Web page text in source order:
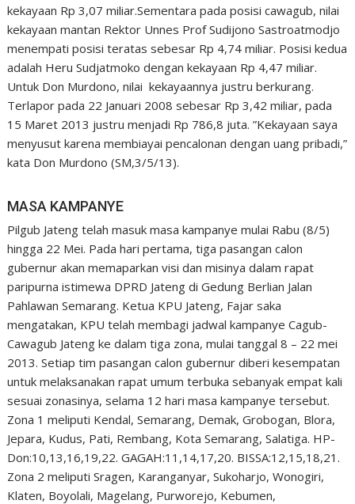
kekayaan Rp 3,07 miliar.Sementara pada posisi cawagub, nilai
kekayaan mantan Rektor Unnes Prof Sudijono Sastroatmodjo
menempati posisi teratas sebesar Rp 4,74 miliar. Posisi kedua
adalah Heru Sudjatmoko dengan kekayaan Rp 4,47 miliar.
Untuk Don Murdono, nilai kekayaannya justru berkurang.
Terlapor pada 22 Januari 2008 sebesar Rp 3,42 miliar, pada
15 Maret 2013 justru menjadi Rp 786,8 juta. ”Kekayaan saya
menyusut karena membiayai pencalonan dengan uang pribadi,”
kata Don Murdono (SM,3/5/13).
MASA KAMPANYE
Pilgub Jateng telah masuk masa kampanye mulai Rabu (8/5)
hingga 22 Mei. Pada hari pertama, tiga pasangan calon
gubernur akan memaparkan visi dan misinya dalam rapat
paripurna istimewa DPRD Jateng di Gedung Berlian Jalan
Pahlawan Semarang. Ketua KPU Jateng, Fajar saka
mengatakan, KPU telah membagi jadwal kampanye Cagub-
Cawagub Jateng ke dalam tiga zona, mulai tanggal 8 – 22 mei
2013. Setiap tim pasangan calon gubernur diberi kesempatan
untuk melaksanakan rapat umum terbuka sebanyak empat kali
sesuai zonasinya, selama 12 hari masa kampanye tersebut.
Zona 1 meliputi Kendal, Semarang, Demak, Grobogan, Blora,
Jepara, Kudus, Pati, Rembang, Kota Semarang, Salatiga. HP-
Don:10,13,16,19,22. GAGAH:11,14,17,20. BISSA:12,15,18,21.
Zona 2 meliputi Sragen, Karanganyar, Sukoharjo, Wonogiri,
Klaten, Boyolali, Magelang, Purworejo, Kebumen,